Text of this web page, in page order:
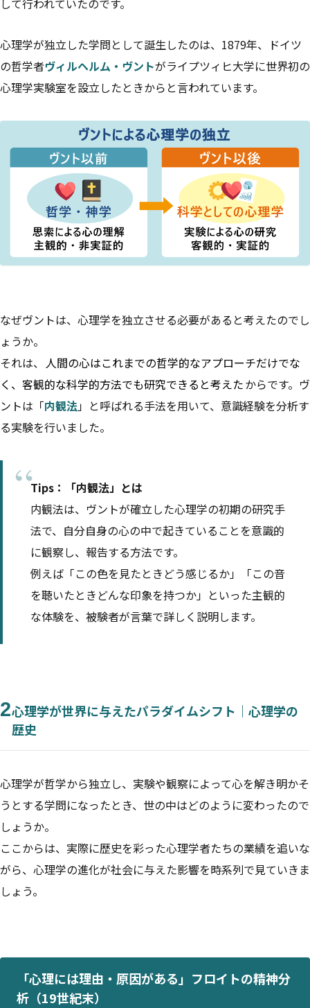
心理学が独立した学問として誕生したのは、1879年、ドイツ
の哲学者ヴィルヘルム・ヴントがライプツィヒ大学に世界初の
心理学実験室を設立したときからと言われています。
なぜヴントは、心理学を独立させる必要があると考えたのでし
ょうか。
それは、 人間の心はこれまでの哲学的なアプローチだけでな
く、客観的な科学的方法でも研究できると考えたからです。ヴ
ントは「内観法」と呼ばれる手法を用いて、意識経験を分析す
る実験を行いました。
Tips：「内観法」とは
内観法は、ヴントが確立した心理学の初期の研究手
法で、自分自身の心の中で起きていることを意識的
に観察し、報告する方法です。
例えば「この色を見たときどう感じるか」「この音
を聴いたときどんな印象を持つか」といった主観的
な体験を、被験者が言葉で詳しく説明します。
2心理学が世界に与えたパラダイムシフト｜心理学の
歴史
心理学が哲学から独立し、実験や観察によって心を解き明かそ
うとする学問になったとき、世の中はどのように変わったので
しょうか。
ここからは、実際に歴史を彩った心理学者たちの業績を追いな
がら、心理学の進化が社会に与えた影響を時系列で見ていきま
しょう。
「心理には理由・原因がある」フロイトの精神分
析（19世紀末）